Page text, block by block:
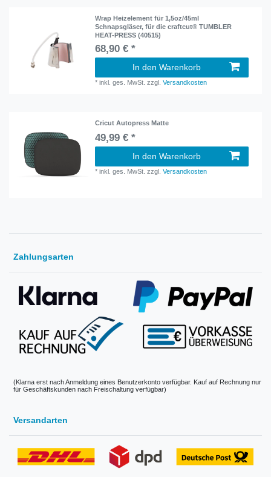
Wrap Heizelement für 1,5oz/45ml
Schnapsgläser, für die craftcut® TUMBLER
HEAT-PRESS (40515)
68,90 € *
In den Warenkorb
*inkl. ges. MwSt. zzgl.Versandkosten
Cricut Autopress Matte
49,99 € *
In den Warenkorb
*inkl. ges. MwSt. zzgl.Versandkosten
Zahlungsarten
(Klarna erst nach Anmeldung eines Benutzerkonto verfügbar. Kauf auf Rechnung nur
für Geschäftskunden nach Freischaltung verfügbar)
Versandarten